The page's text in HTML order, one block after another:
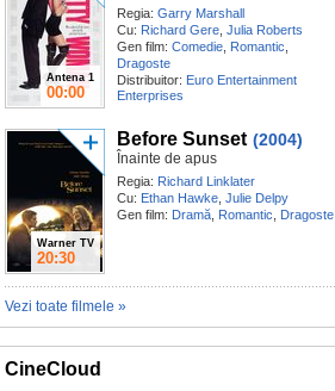
Antena 1
00:00
Regia: Garry Marshall
Cu: Richard Gere Julia Roberts
Gen film: Comedie Romantic
Dragoste
Distribuitor: Euro Entertainment
Enterprises
Warner TV
20:30
Before Sunset (2004)
Înainte de apus
Regia: Richard Linklater
Cu: Ethan Hawke Julie Delpy
Gen film: Dramă Romantic Dragoste
Vezi toate filmele »
CineCloud